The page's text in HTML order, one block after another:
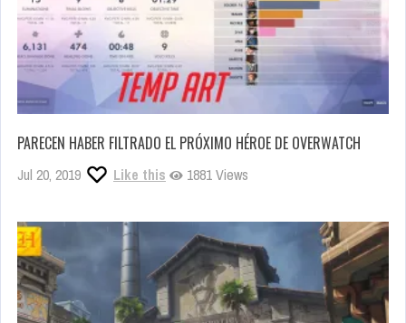
PARECEN HABER FILTRADO EL PRÓXIMO HÉROE DE OVERWATCH
Jul 20, 2019 Like this 1881 Views